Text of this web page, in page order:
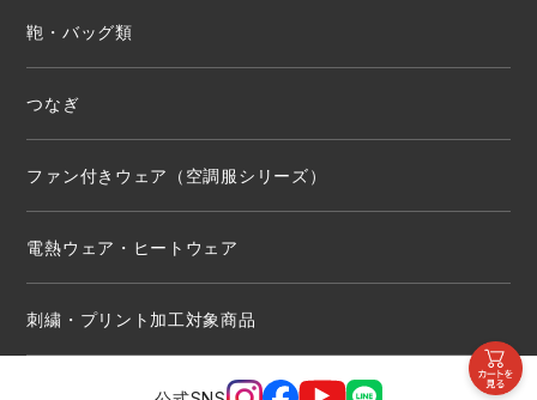
鞄・バッグ類
つなぎ
ファン付きウェア（空調服シリーズ）
電熱ウェア・ヒートウェア
刺繍・プリント加工対象商品